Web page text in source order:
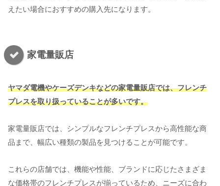
えたい場合におすすめの購入先になります。
家電量販店
ヤマダ電機やケーズデンキなどの家電量販店では、フレンチ
プレスを取り扱っていることが多いです。
家電量販店では、シンプルなフレンチプレスから高性能な商
品まで、幅広い種類の製品を見つけることが可能です。
これらの店舗では、機能や性能、ブランドに応じたさまざま
な価格帯のフレンチプレスが揃っているため、ニーズに合わ